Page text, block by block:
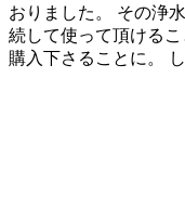
おりました。 その浄
続して使って頂ける
購入下さることに。